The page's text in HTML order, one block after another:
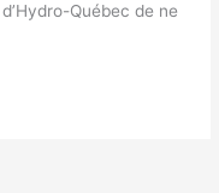
Québec de ne